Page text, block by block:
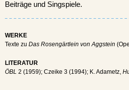
Beiträge und Singspiele.
WERKE
Texte zu Das Rosengärtlein von Aggstein
LITERATUR
ÖBL 2 (1959); Czeike 3 (1994); K. Adametz,